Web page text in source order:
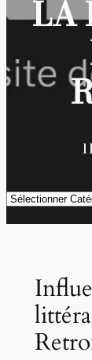
LA
Catégories